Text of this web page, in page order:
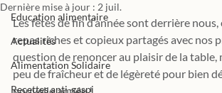
Education alimentaire
Actualités
Alimentation Solidaire
Recettes anti-gaspi
Dernière mise à jour : 2 juil.
Les fêtes de fin d’année sont derrière nous,
repas riches et copieux partagés avec nos
question de renoncer au plaisir de la table,
peu de fraîcheur et de légèreté pour bien